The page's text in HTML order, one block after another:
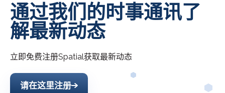
通过我们的时事通讯了
解最新动态
立即免费注册Spatial获取最新动态
请在这里注册